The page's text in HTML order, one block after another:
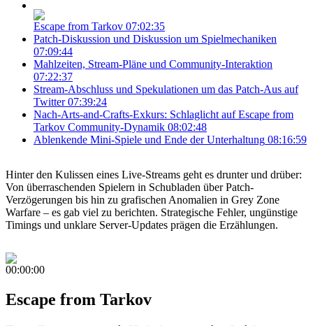
Escape from Tarkov 07:02:35
Patch-Diskussion und Diskussion um Spielmechaniken
07:09:44
Mahlzeiten, Stream-Pläne und Community-Interaktion
07:22:37
Stream-Abschluss und Spekulationen um das Patch-Aus auf
Twitter 07:39:24
Nach-Arts-and-Crafts-Exkurs: Schlaglicht auf Escape from
Tarkov Community-Dynamik 08:02:48
Ablenkende Mini-Spiele und Ende der Unterhaltung 08:16:59
Hinter den Kulissen eines Live-Streams geht es drunter und drüber:
Von überraschenden Spielern in Schubladen über Patch-
Verzögerungen bis hin zu grafischen Anomalien in Grey Zone
Warfare – es gab viel zu berichten. Strategische Fehler, ungünstige
Timings und unklare Server-Updates prägen die Erzählungen.
00:00:00
Escape from Tarkov